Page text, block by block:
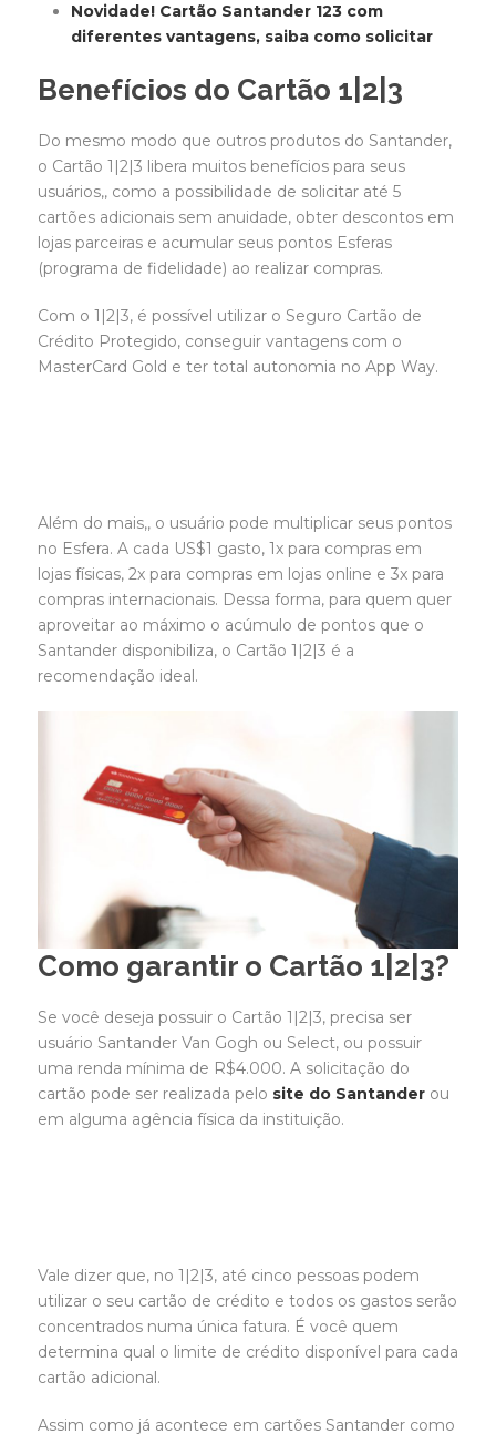
Novidade! Cartão Santander 123 com
diferentes vantagens, saiba como solicitar
Benefícios do Cartão 1|2|3
Do mesmo modo que outros produtos do Santander,
o Cartão 1|2|3 libera muitos benefícios para seus
usuários,, como a possibilidade de solicitar até 5
cartões adicionais sem anuidade, obter descontos em
lojas parceiras e acumular seus pontos Esferas
(programa de fidelidade) ao realizar compras.
Com o 1|2|3, é possível utilizar o Seguro Cartão de
Crédito Protegido, conseguir vantagens com o
MasterCard Gold e ter total autonomia no App Way.
Além do mais,, o usuário pode multiplicar seus pontos
no Esfera. A cada US$1 gasto, 1x para compras em
lojas físicas, 2x para compras em lojas online e 3x para
compras internacionais. Dessa forma, para quem quer
aproveitar ao máximo o acúmulo de pontos que o
Santander disponibiliza, o Cartão 1|2|3 é a
recomendação ideal.
Como garantir o Cartão 1|2|3?
Se você deseja possuir o Cartão 1|2|3, precisa ser
usuário Santander Van Gogh ou Select, ou possuir
uma renda mínima de R$4.000. A solicitação do
cartão pode ser realizada pelo site do Santander ou
em alguma agência física da instituição.
Vale dizer que, no 1|2|3, até cinco pessoas podem
utilizar o seu cartão de crédito e todos os gastos serão
concentrados numa única fatura. É você quem
determina qual o limite de crédito disponível para cada
cartão adicional.
Assim como já acontece em cartões Santander como